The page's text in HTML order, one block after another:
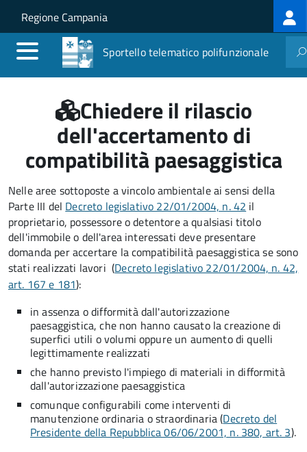
Salta al contenuto principale
Skip to site navigation
Regione Campania
Sportello telematico polifunzionale
Chiedere il rilascio
dell'accertamento di
compatibilità paesaggistica
Nelle aree sottoposte a vincolo ambientale ai sensi della
Parte III del Decreto legislativo 22/01/2004, n. 42 il
proprietario, possessore o detentore a qualsiasi titolo
dell'immobile o dell'area interessati deve presentare
domanda per accertare la compatibilità paesaggistica se sono
stati realizzati lavori (Decreto legislativo 22/01/2004, n. 42,
art. 167 e 181):
in assenza o difformità dall'autorizzazione
paesaggistica, che non hanno causato la creazione di
superfici utili o volumi oppure un aumento di quelli
legittimamente realizzati
che hanno previsto l'impiego di materiali in difformità
dall'autorizzazione paesaggistica
comunque configurabili come interventi di
manutenzione ordinaria o straordinaria (Decreto del
Presidente della Repubblica 06/06/2001, n. 380, art. 3).